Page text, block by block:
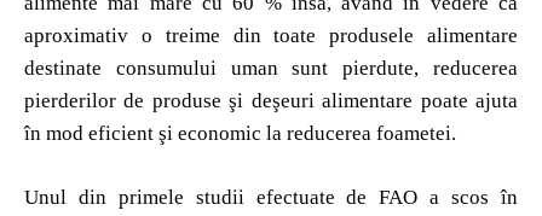
aproximativ o treime din toate produsele alimentare
destinate consumului uman sunt pierdute, reducerea
pierderilor de produse şi deşeuri alimentare poate ajuta
în mod eficient şi economic la reducerea foametei.
Unul din primele studii efectuate de FAO a scos în